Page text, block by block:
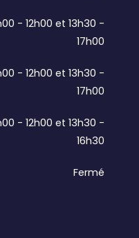
- 12h00 et 13h30 -
17h00
- 12h00 et 13h30 -
17h00
- 12h00 et 13h30 -
16h30
Fermé